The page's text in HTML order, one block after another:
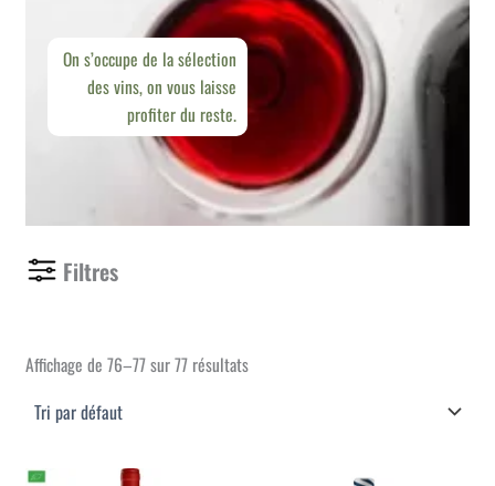
On s’occupe de la sélection
des vins, on vous laisse
profiter du reste.
Filtres
Affichage de 76–77 sur 77 résultats